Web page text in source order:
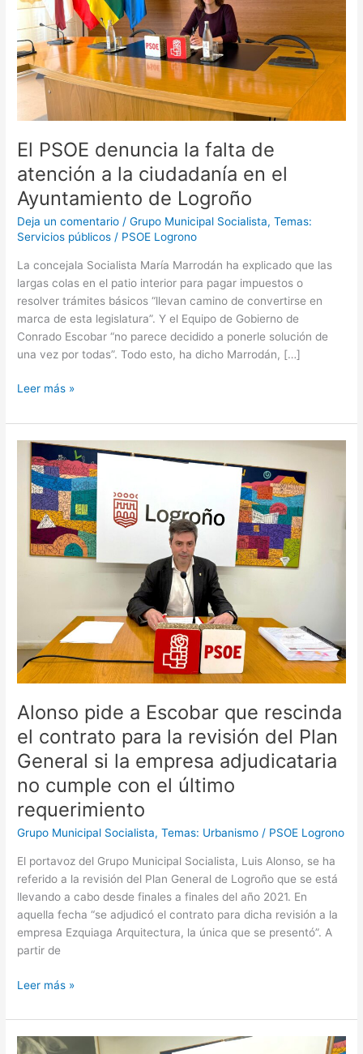
El PSOE denuncia la falta de
atención a la ciudadanía en el
Ayuntamiento de Logroño
Deja un comentario /Grupo Municipal Socialista,Temas:
Servicios públicos / PSOE Logrono
La concejala Socialista María Marrodán ha explicado que las
largas colas en el patio interior para pagar impuestos o
resolver trámites básicos “llevan camino de convertirse en
marca de esta legislatura”. Y el Equipo de Gobierno de
Conrado Escobar “no parece decidido a ponerle solución de
una vez por todas”. Todo esto, ha dicho Marrodán, […]
atención
la
ciudadanía
en
Ayuntamiento
Logroño
Leer más »
Alonso pide a Escobar que rescinda
el contrato para la revisión del Plan
General si la empresa adjudicataria
no cumple con el último
requerimiento
Grupo Municipal Socialista,Temas: Urbanismo / PSOE Logrono
El portavoz del Grupo Municipal Socialista, Luis Alonso, se ha
referido a la revisión del Plan General de Logroño que se está
llevando a cabo desde finales a finales del año 2021. En
aquella fecha “se adjudicó el contrato para dicha revisión a la
empresa Ezquiaga Arquitectura, la única que se presentó”. A
partir de
Alonso
pide
Escobar
que
rescinda
del
Plan
General
la
empresa
adjudicataria
no
cumple
con
último
requerimiento
Leer más »
Alonso